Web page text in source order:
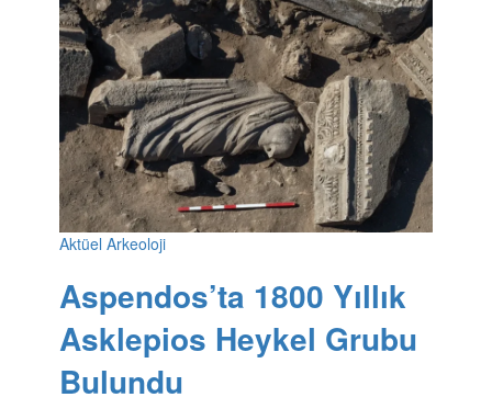
Aktüel Arkeoloji
Aspendos’ta 1800 Yıllık
Asklepios Heykel Grubu
Bulundu